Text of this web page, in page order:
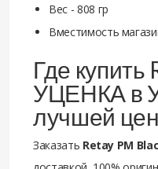
Вес - 808 гр
Вместимость
Где купить
УЦЕНКА в
лучшей
Заказать Retay PM